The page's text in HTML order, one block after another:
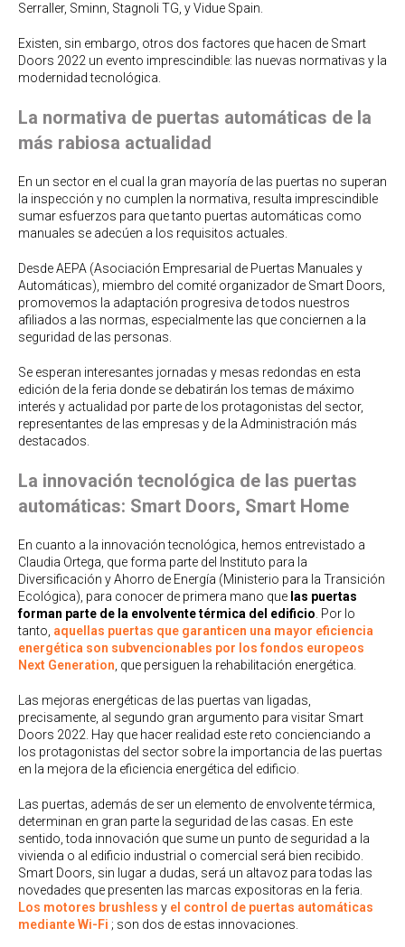
Serraller, Sminn, Stagnoli TG, y Vidue Spain.
Existen, sin embargo, otros dos factores que hacen de Smart
Doors 2022 un evento imprescindible: las nuevas normativas y la
modernidad tecnológica.
La normativa de puertas automáticas de la
más rabiosa actualidad
En un sector en el cual la gran mayoría de las puertas no superan
la inspección y no cumplen la normativa, resulta imprescindible
sumar esfuerzos para que tanto puertas automáticas como
manuales se adecúen a los requisitos actuales.
Desde AEPA (Asociación Empresarial de Puertas Manuales y
Automáticas), miembro del comité organizador de Smart Doors,
promovemos la adaptación progresiva de todos nuestros
afiliados a las normas, especialmente las que conciernen a la
seguridad de las personas.
Se esperan interesantes jornadas y mesas redondas en esta
edición de la feria donde se debatirán los temas de máximo
interés y actualidad por parte de los protagonistas del sector,
representantes de las empresas y de la Administración más
destacados.
La innovación tecnológica de las puertas
automáticas: Smart Doors, Smart Home
En cuanto a la innovación tecnológica, hemos entrevistado a
Claudia Ortega, que forma parte del Instituto para la
Diversificación y Ahorro de Energía (Ministerio para la Transición
Ecológica), para conocer de primera mano que las puertas
forman parte de la envolvente térmica del edificio. Por lo
tanto, aquellas puertas que garanticen una mayor eficiencia
energética son subvencionables por los fondos europeos
Next Generation, que persiguen la rehabilitación energética.
Las mejoras energéticas de las puertas van ligadas,
precisamente, al segundo gran argumento para visitar Smart
Doors 2022. Hay que hacer realidad este reto concienciando a
los protagonistas del sector sobre la importancia de las puertas
en la mejora de la eficiencia energética del edificio.
Las puertas, además de ser un elemento de envolvente térmica,
determinan en gran parte la seguridad de las casas. En este
sentido, toda innovación que sume un punto de seguridad a la
vivienda o al edificio industrial o comercial será bien recibido.
Smart Doors, sin lugar a dudas, será un altavoz para todas las
novedades que presenten las marcas expositoras en la feria.
Los motores brushless y el control de puertas automáticas
mediante Wi-Fi ; son dos de estas innovaciones.